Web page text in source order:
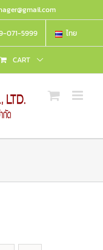
071-5999 ไทย
CART